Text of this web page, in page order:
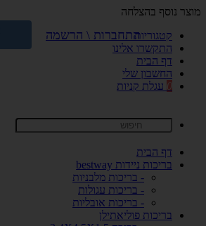
מוצר נוסף בהצלחה
קטגוריות
התקשרו אלינו
דף הבית
החשבון שלי
0 עגלת קניות
דף הבית
בריכות ניידות bestway
- בריכות מלבניות
- בריכות עגולות
- בריכות אובליות
בריכות פוליאתילן
התחברות \ הרשמה